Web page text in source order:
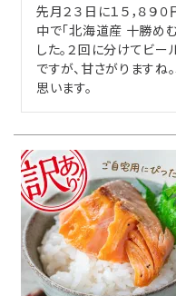
先月２３日に１５，８９
中で「北海道産 十勝め
した。２回に分けてビ
ですが、甘さがります
思います。